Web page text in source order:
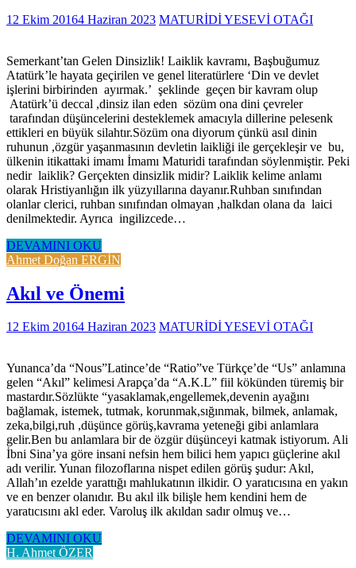
12 Ekim 20164 Haziran 2023 MATURİDİ YESEVİ OTAĞI
Semerkant’tan Gelen Dinsizlik! Laiklik kavramı, Başbuğumuz
Atatürk’le hayata geçirilen ve genel literatürlere ‘Din ve devlet
işlerini birbirinden ayırmak.’ şeklinde geçen bir kavram olup
Atatürk’ü deccal ,dinsiz ilan eden sözüm ona dini çevreler
tarafından düşüncelerini desteklemek amacıyla dillerine pelesenk
ettikleri en büyük silahtır.Sözüm ona diyorum çünkü asıl dinin
ruhunun ,özgür yaşanmasının devletin laikliği ile gerçekleşir ve bu,
ülkenin itikattaki imamı İmamı Maturidi tarafından söylenmiştir. Peki
nedir laiklik? Gerçekten dinsizlik midir? Laiklik kelime anlamı
olarak Hristiyanlığın ilk yüzyıllarına dayanır.Ruhban sınıfından
olanlar clerici, ruhban sınıfından olmayan ,halkdan olana da laici
denilmektedir. Ayrıca ingilizcede…
DEVAMINI OKU
Ahmet Doğan ERGİN
Akıl ve Önemi
12 Ekim 20164 Haziran 2023 MATURİDİ YESEVİ OTAĞI
Yunanca’da “Nous”Latince’de “Ratio”ve Türkçe’de “Us” anlamına
gelen “Akıl” kelimesi Arapça’da “A.K.L” fiil kökünden türemiş bir
mastardır.Sözlükte “yasaklamak,engellemek,devenin ayağını
bağlamak, istemek, tutmak, korunmak,sığınmak, bilmek, anlamak,
zeka,bilgi,ruh ,düşünce görüş,kavrama yeteneği gibi anlamlara
gelir.Ben bu anlamlara bir de özgür düşünceyi katmak istiyorum. Ali
İbni Sina’ya göre insani nefsin hem bilici hem yapıcı güçlerine akıl
adı verilir. Yunan filozoflarına nispet edilen görüş şudur: Akıl,
Allah’ın ezelde yarattığı mahlukatının ilkidir. O yaratıcısına en yakın
ve en benzer olanıdır. Bu akıl ilk bilişle hem kendini hem de
yaratıcısını akl eder. Varoluş ilk akıldan sadır olmuş ve…
DEVAMINI OKU
H. Ahmet ÖZER